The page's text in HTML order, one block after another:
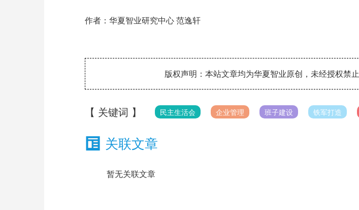
作者：华夏智业研究中心范逸轩
版权声明：本站文章均为华夏智业原创，未经授权禁
【 关键词 】 民主生活会 企业管理 班子建设 铁军打造
关联文章
暂无关联文章